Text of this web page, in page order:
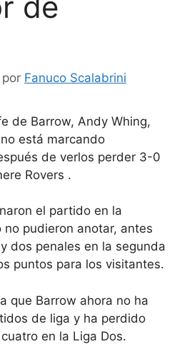
por Fanuco Scalabrini
de Barrow, Andy Whing,
está marcando
de verlos perder 3-0
Rovers .
el partido en la
pudieron anotar, antes
dos penales en la segunda
puntos para los visitantes.
que Barrow ahora no ha
de liga y ha perdido
en la Liga Dos.